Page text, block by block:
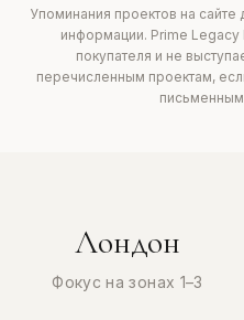
Упоминания проектов на
информации. Prime Legacy
покупателя и не
перечисленным проектам,
Лондон
Фокус на зонах 1–3